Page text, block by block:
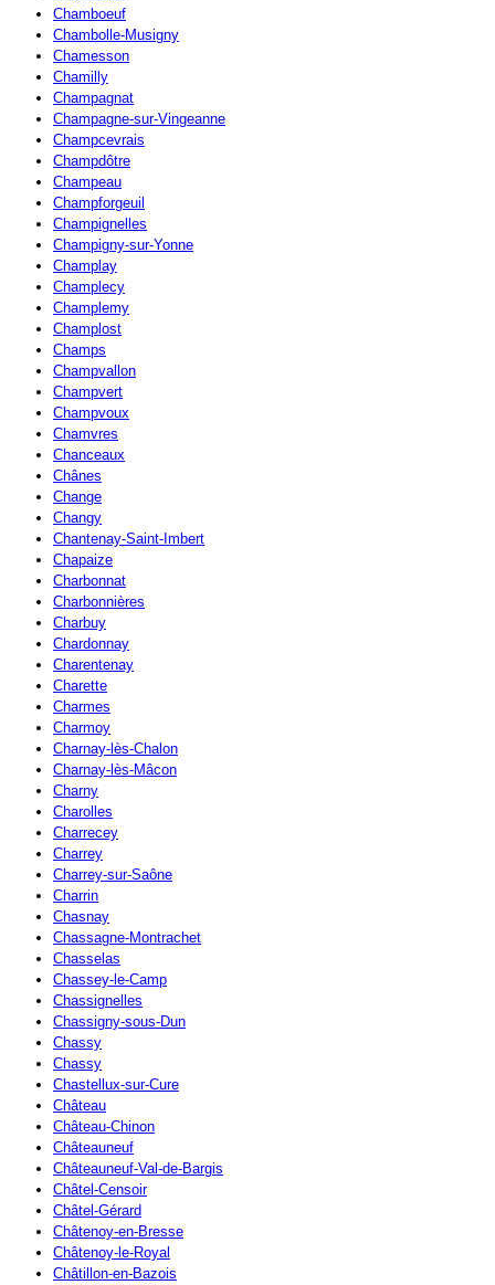
Chamboeuf
Chambolle-Musigny
Chamesson
Chamilly
Champagnat
Champagne-sur-Vingeanne
Champcevrais
Champdôtre
Champeau
Champforgeuil
Champignelles
Champigny-sur-Yonne
Champlay
Champlecy
Champlemy
Champlost
Champs
Champvallon
Champvert
Champvoux
Chamvres
Chanceaux
Chânes
Change
Changy
Chantenay-Saint-Imbert
Chapaize
Charbonnat
Charbonnières
Charbuy
Chardonnay
Charentenay
Charette
Charmes
Charmoy
Charnay-lès-Chalon
Charnay-lès-Mâcon
Charny
Charolles
Charrecey
Charrey
Charrey-sur-Saône
Charrin
Chasnay
Chassagne-Montrachet
Chasselas
Chassey-le-Camp
Chassignelles
Chassigny-sous-Dun
Chassy
Chassy
Chastellux-sur-Cure
Château
Château-Chinon
Châteauneuf
Châteauneuf-Val-de-Bargis
Châtel-Censoir
Châtel-Gérard
Châtenoy-en-Bresse
Châtenoy-le-Royal
Châtillon-en-Bazois